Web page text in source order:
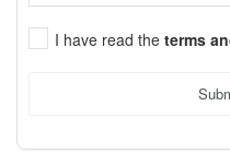
I have read the terms